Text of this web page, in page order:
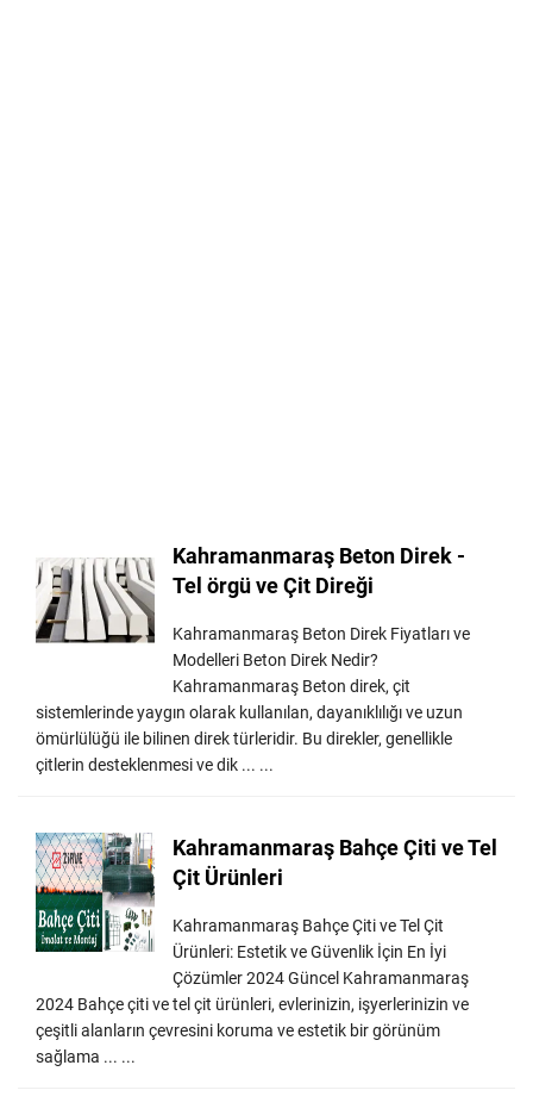
Kahramanmaraş Beton Direk -
Tel örgü ve Çit Direği
Kahramanmaraş Beton Direk Fiyatları ve
Modelleri Beton Direk Nedir?
Kahramanmaraş Beton direk, çit
sistemlerinde yaygın olarak kullanılan, dayanıklılığı ve uzun
ömürlülüğü ile bilinen direk türleridir. Bu direkler, genellikle
çitlerin desteklenmesi ve dik ... ...
Kahramanmaraş Bahçe Çiti ve Tel
Çit Ürünleri
Kahramanmaraş Bahçe Çiti ve Tel Çit
Ürünleri: Estetik ve Güvenlik İçin En İyi
Çözümler 2024 Güncel Kahramanmaraş
2024 Bahçe çiti ve tel çit ürünleri, evlerinizin, işyerlerinizin ve
çeşitli alanların çevresini koruma ve estetik bir görünüm
sağlama ... ...